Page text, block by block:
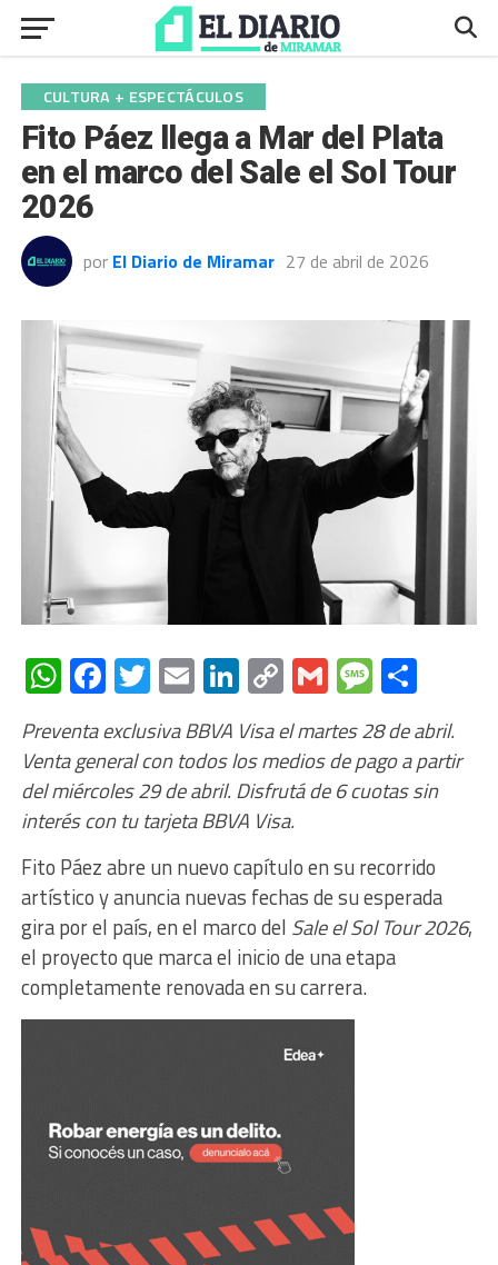
CULTURA + ESPECTÁCULOS
Fito Páez llega a Mar del Plata
en el marco del Sale el Sol Tour
2026
por El Diario de Miramar 27 de abril de 2026
WhatsApp
Facebook
Twitter
EmailLinkedIn
Copy
Link
Gmail
Preventa exclusiva BBVA Visa el martes 28 de abril.
Venta general con todos los medios de pago a partir
del miércoles 29 de abril. Disfrutá de 6 cuotas sin
interés con tu tarjeta BBVA Visa.
Fito Páez abre un nuevo capítulo en su recorrido
artístico y anuncia nuevas fechas de su esperada
gira por el país, en el marco del Sale el Sol Tour 2026,
el proyecto que marca el inicio de una etapa
completamente renovada en su carrera.